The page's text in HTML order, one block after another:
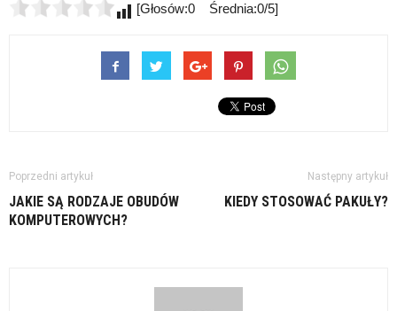
[Głosów:0 Średnia:0/5]
Poprzedni artykuł
JAKIE SĄ RODZAJE OBUDÓW
KOMPUTEROWYCH?
Następny artykuł
KIEDY STOSOWAĆ PAKUŁY?